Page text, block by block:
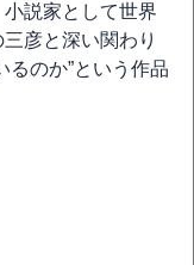
説家として世界
彦と深い関わり
るのか”という作品